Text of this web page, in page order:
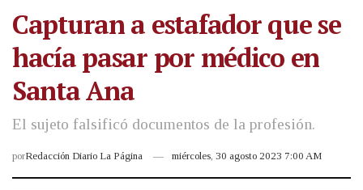
Capturan a estafador que se
hacía pasar por médico en
Santa Ana
El sujeto falsificó documentos de la profesión.
porRedacción Diario La Página miércoles, 30 agosto 2023 7:00 AM